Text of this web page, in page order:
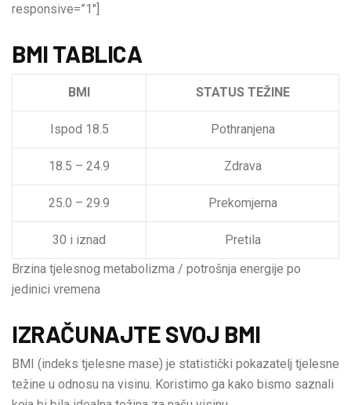
responsive=”1″]
BMI TABLICA
BMI STATUS TEŽINE
Ispod 18.5 Pothranjena
18.5 – 24.9 Zdrava
25.0 – 29.9 Prekomjerna
30 i iznad
Pretila
Brzina tjelesnog metabolizma / potrošnja energije po
jedinici vremena
IZRAČUNAJTE SVOJ BMI
BMI (indeks tjelesne mase) je statistički pokazatelj tjelesne
težine u odnosu na visinu. Koristimo ga kako bismo saznali